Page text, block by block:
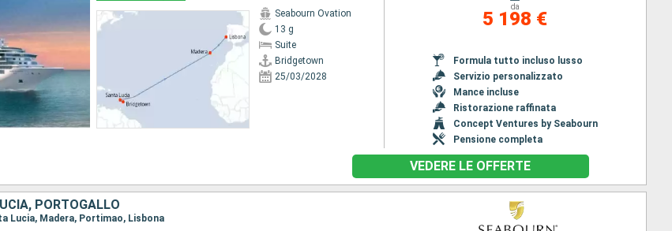
Seabourn Ovation
13 g
Suite
Bridgetown
25/03/2028
da
5 198 €
Formula tutto incluso lusso
Servizio personalizzato
Mance incluse
Ristorazione raffinata
Concept Ventures by Seabourn
Pensione completa
VEDERE LE OFFERTE
PORTOGALLO
Lucia, Madera, Portimao, Lisbona